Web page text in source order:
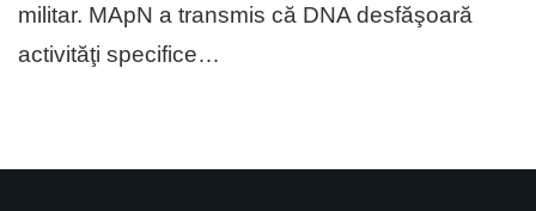
militar. MApN a transmis că DNA desfăşoară
activităţi specifice…